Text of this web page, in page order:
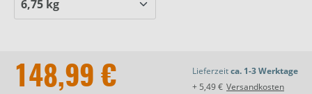
148,99 € Lieferzeitca. 1-3 Werktage
+ 5,49 € Versandkosten